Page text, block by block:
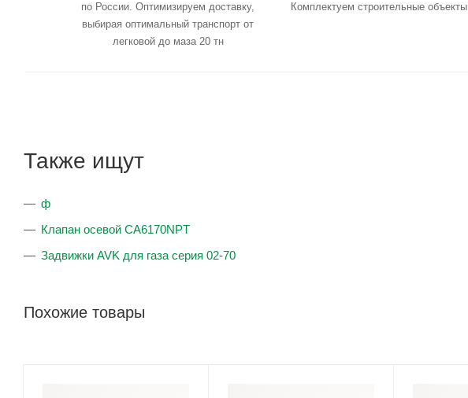
по России. Оптимизируем доставку,
выбирая оптимальный транспорт от
легковой до маза 20 тн
Комплектуем строительные объекты
Также ищут
ф
Клапан осевой CA6170NPT
Задвижки AVK для газа серия 02-70
Похожие товары